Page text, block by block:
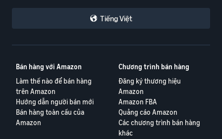
Tiếng Việt
Bán hàng với Amazon
Làm thế nào để bán hàng
trên Amazon
Hướng dẫn người bán mới
Bán hàng toàn cầu của
Amazon
Chương trình bán hàng
Đăng ký thương hiệu
Amazon
Amazon FBA
Quảng cáo Amazon
Các chương trình bán hàng
khác